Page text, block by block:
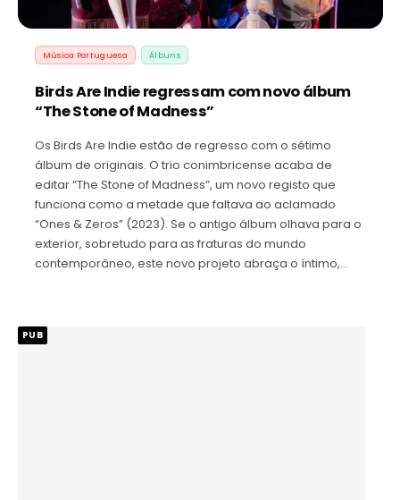
Música Portuguesa Álbuns
Birds Are Indie regressam com novo álbum
“The Stone of Madness”
Os Birds Are Indie estão de regresso com o sétimo
álbum de originais. O trio conimbricense acaba de
editar “The Stone of Madness”, um novo registo que
funciona como a metade que faltava ao aclamado
“Ones & Zeros” (2023). Se o antigo álbum olhava para o
exterior, sobretudo para as fraturas do mundo
contemporâneo, este novo projeto abraça o íntimo,…
PUB